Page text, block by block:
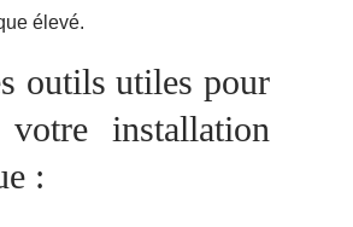
élevé.
outils utiles pour
installation
: